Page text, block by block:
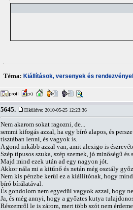
Téma: Kiállítások, versenyek és
5645. Elküldve: 2010-05-25 12:23:36
Nem akarom sokat ragozni, de...
semmi kifogás azzal, ha egy bíró alapos, és
tisztában lenni, és vagyok is.
A gond inkább azzal van, amit alexigo is
Szép típusos szuka, szép szemek, jó minőségű
Majd mind ezek után ad egy nagyon jót.
Akkor nála mi a kitűnő és netán még osztály
Nem kis pénzbe kerül ez a kiállítónak, hogy
bíró bírálatával.
És gondolom nem egyedül vagyok azzal, hogy
Ja, és még annyi, hogy a győztes kutya
Részemről le is zárom, mert több szót nem